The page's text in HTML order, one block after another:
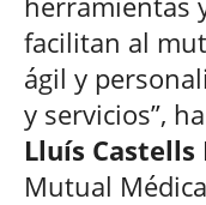
facilitan al
ágil y
y servicios”,
Lluís Castells
Mutual